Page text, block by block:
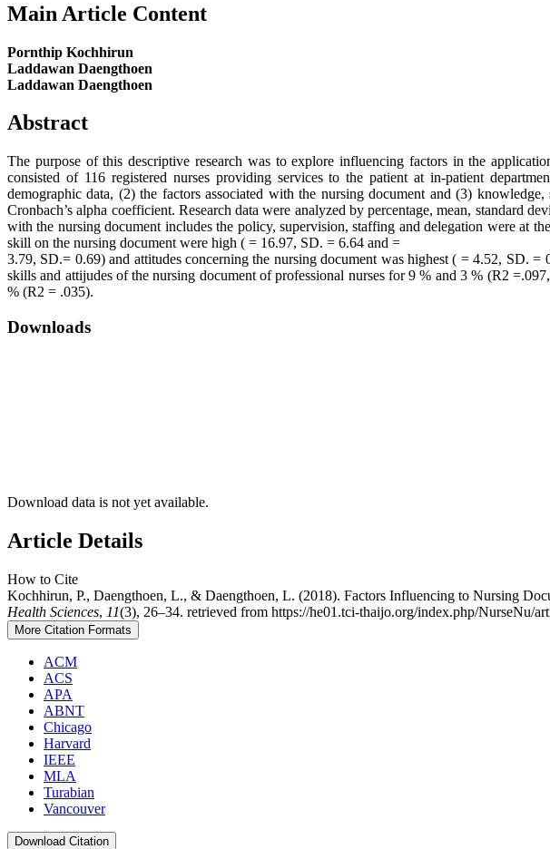
Main Article Content
Pornthip Kochhirun
Laddawan Daengthoen
Laddawan Daengthoen
Abstract
The purpose of this descriptive research was to explore influencing factors in the
consisted of 116 registered nurses providing services to the patient at in-patient
demographic data, (2) the factors associated with the nursing document and (3)
Cronbach’s alpha coefficient. Research data were analyzed by percentage, mean, standard
with the nursing document includes the policy, supervision, staffing and delegation were
skill on the nursing document were high ( = 16.97, SD. = 6.64 and =
3.79, SD.= 0.69) and attitudes concerning the nursing document was highest ( = 4.52, SD.
skills and attijudes of the nursing document of professional nurses for 9 % and 3 % (R2
% (R2 = .035).
Downloads
Download data is not yet available.
Article Details
How to Cite
Kochhirun, P., Daengthoen, L., & Daengthoen, L. (2018). Factors Influencing to Nursing
Health Sciences, 11(3), 26–34. retrieved from https://he01.tci-thaijo.org/index.php/NurseNu/
More Citation Formats
ACM
ACS
APA
ABNT
Chicago
Harvard
IEEE
MLA
Turabian
Vancouver
Download Citation